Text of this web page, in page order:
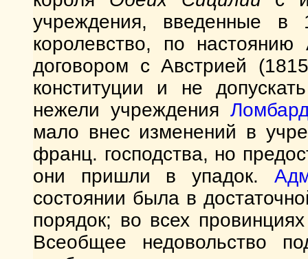
учреждения, введенные
королевство, по
договором с Австрией
конституции и не
нежели учреждения
мало внес изменений в
франц. господства, но
они пришли в упадок.
состоянии была в
порядок; во всех
Всеобщее недовольство